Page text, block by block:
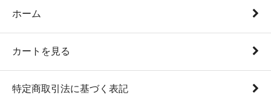
ホーム
カートを見る
特定商取引法に基づく表記